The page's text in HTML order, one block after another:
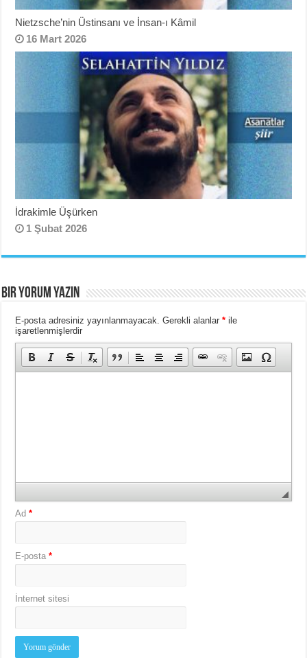
Nietzsche’nin Üstinsanı ve İnsan-ı Kâmil
16 Mart 2026
İdrakimle Üşürken
1 Şubat 2026
BIR YORUM YAZIN
E-posta adresiniz yayınlanmayacak. Gerekli alanlar* ile
işaretlenmişlerdir
Ad*
E-posta*
İnternet sitesi